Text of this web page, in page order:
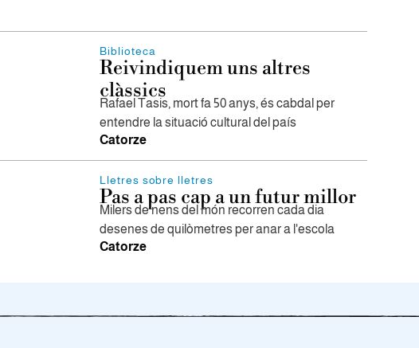
Biblioteca
Reivindiquem uns altres
clàssics
Rafael Tasis, mort fa 50 anys, és cabdal per
entendre la situació cultural del país
Catorze
Lletres sobre lletres
Pas a pas cap a un futur millor
Milers de nens del món recorren cada dia
desenes de quilòmetres per anar a l'escola
Catorze